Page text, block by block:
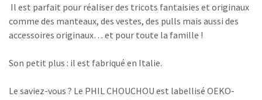
Il est parfait pour réaliser des tricots fantaisies et originaux
comme des manteaux, des vestes, des pulls mais aussi des
accessoires originaux… et pour toute la famille !
Son petit plus : il est fabriqué en Italie.
Le saviez-vous ? Le PHIL CHOUCHOU est labellisé OEKO-